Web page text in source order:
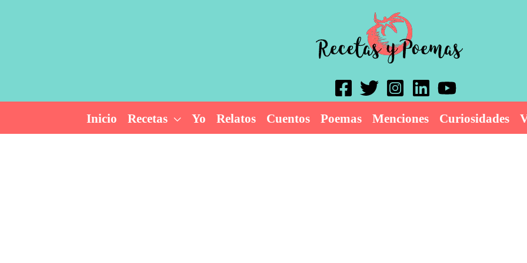
Inicio Recetas Yo Relatos Cuentos Poemas Menciones Curiosidades